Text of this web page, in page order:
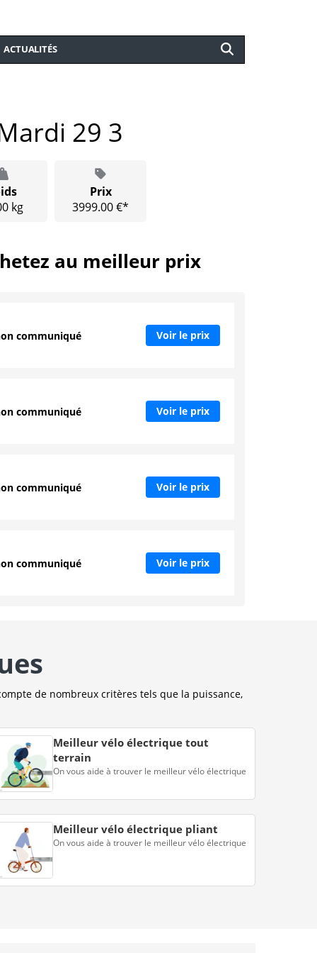
ACTUALITÉS
29 3
kg
Prix
3999.00 €*
au meilleur prix
communiqué Voir le prix
communiqué Voir le prix
communiqué Voir le prix
communiqué Voir le prix
de nombreux critères tels que la puissance,
Meilleur vélo électrique tout
terrain
On vous aide à trouver le meilleur vélo électrique
Meilleur vélo électrique pliant
On vous aide à trouver le meilleur vélo électrique